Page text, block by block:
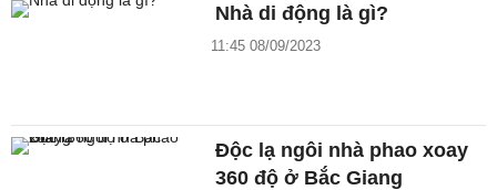
Nhà di động là gì?
11:45 08/09/2023
Độc lạ ngôi nhà phao xoay
360 độ ở Bắc Giang